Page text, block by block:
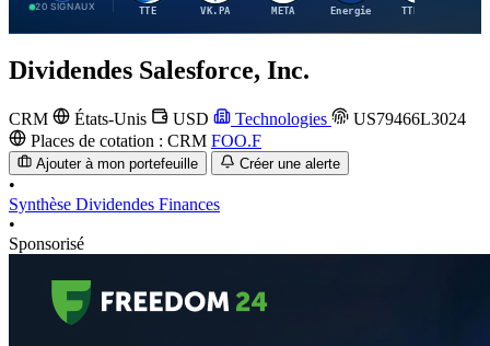
20 SIGNAUX TTE VK.PA META Energie TTE.PA
Dividendes Salesforce, Inc.
CRM États-Unis USD Technologies
US79466L3024
Places de cotation : CRM FOO.F
Ajouter à mon portefeuille Créer une alerte
•
Synthèse Dividendes Finances
•
Sponsorisé